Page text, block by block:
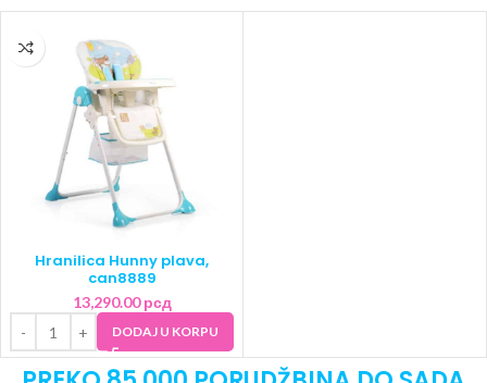
Hranilica Hunny plava,
can8889
13,290.00рсд
DODAJ U KORPU